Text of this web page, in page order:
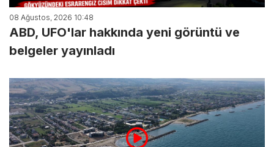
08 Ağustos, 2026 10:48
ABD, UFO'lar hakkında yeni görüntü ve
belgeler yayınladı